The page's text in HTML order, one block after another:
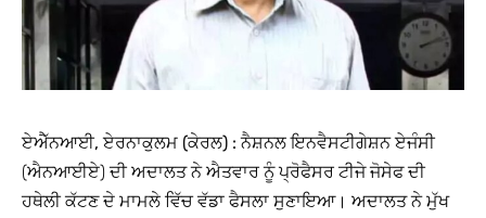
ਏਐੱਨਆਈ, ਏਰਨਾਕੁਲਮ (ਕੇਰਲ) : ਨੈਸ਼ਨਲ ਇਨਵੈਸਟੀਗੇਸ਼ਨ ਏਜੰਸੀ
(ਐਨਆਈਏ) ਦੀ ਅਦਾਲਤ ਨੇ ਐਤਵਾਰ ਨੂੰ ਪ੍ਰੋਫੈਸਰ ਟੀਜੇ ਜੋਸੇਫ ਦੀ
ਹਥੇਲੀ ਕੱਟਣ ਦੇ ਮਾਮਲੇ ਵਿੱਚ ਵੱਡਾ ਫੈਸਲਾ ਸੁਣਾਇਆ। ਅਦਾਲਤ ਨੇ ਮੁੱਖ